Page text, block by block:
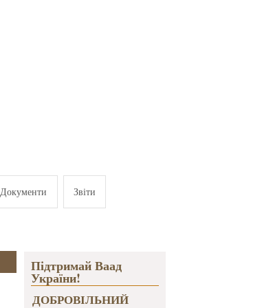
Документи Звіти
Підтримай Ваад
України!
ДОБРОВІЛЬНИЙ